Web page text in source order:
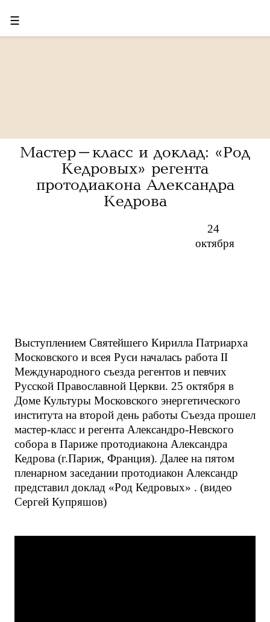
☰
Мастер-класс и доклад: «Род
Кедровых» регента
протодиакона Александра
Кедрова
24
октября
Выступлением Святейшего Кирилла Патриарха
Московского и всея Руси началась работа II
Международного съезда регентов и певчих
Русской Православной Церкви. 25 октября в
Доме Культуры Московского энергетического
института на второй день работы Съезда прошел
мастер-класс и регента Александро-Невского
собора в Париже протодиакона Александра
Кедрова (г.Париж, Франция). Далее на пятом
пленарном заседании протодиакон Александр
представил доклад «Род Кедровых» . (видео
Сергей Купряшов)